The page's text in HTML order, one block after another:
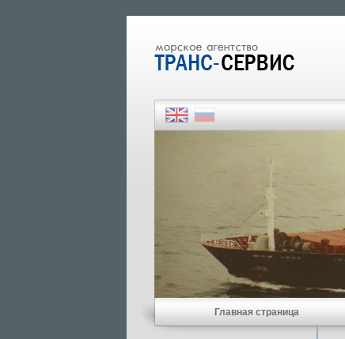
Главная страница